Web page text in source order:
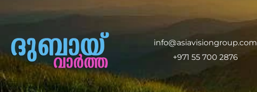
info@asiavisiongroup.com
+971 55 700 2876